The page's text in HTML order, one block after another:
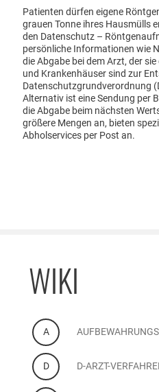
Patienten dürfen eigene
grauen Tonne ihres Hausmülls
den Datenschutz –
persönliche Informationen wie
die Abgabe bei dem Arzt, der
und Krankenhäuser sind zur
Datenschutzgrundverordnung
Alternativ ist eine Sendung per
die Abgabe beim nächsten
größere Mengen an, bieten
Abholservices per Post an.
WIKI
A
D D-ARZT-